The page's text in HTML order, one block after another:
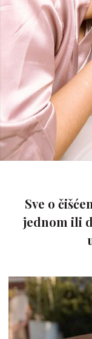
Sve o
jednom ili